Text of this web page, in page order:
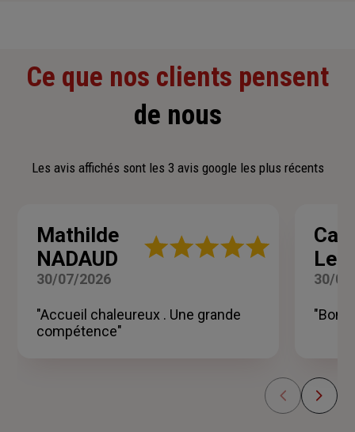
Ce que nos clients pensent
de nous
Les avis affichés sont les 3 avis google les plus récents
Mathilde
NADAUD
Note
étoiles
30/07/2026
"Accueil chaleureux . Une grande
compétence"
Le
30/
"Bon